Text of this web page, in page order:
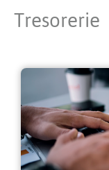
Tresorerie